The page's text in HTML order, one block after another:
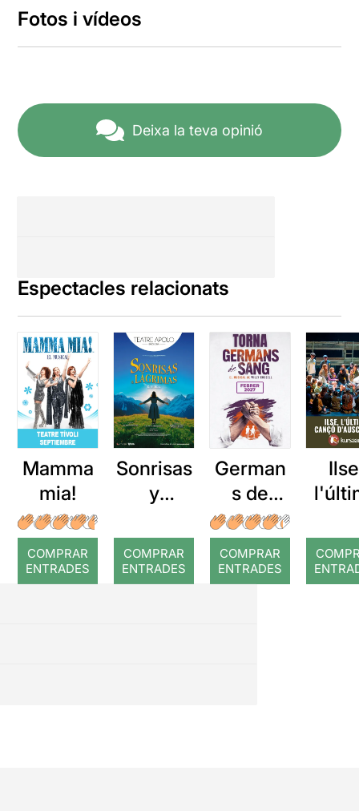
Fotos i vídeos
Deixa la teva opinió
Espectacles relacionats
Mamma
mia!
COMPRAR
ENTRADES
Sonrisas
y
COMPRAR
ENTRADES
German
s de
sang
COMPRAR
ENTRADES